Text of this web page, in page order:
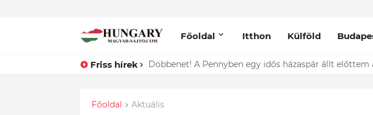
Főoldal Itthon Külföld
Friss hírek Lefotózták Oláh Ibolyát, amint épp vele csókolózik -
Főoldal Aktuális